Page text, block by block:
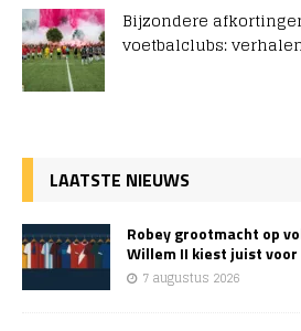
Bijzondere
voetbalclubs:
LAATSTE NIEUWS
Robey grootmacht op
Willem II kiest juist
7 augustus 2026